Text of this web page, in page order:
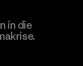
in die